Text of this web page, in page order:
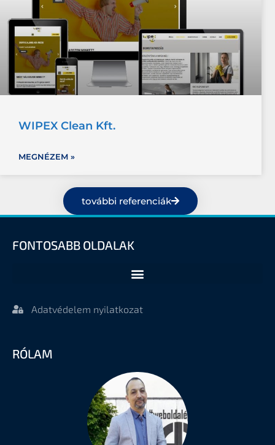
WIPEX Clean Kft.
MEGNÉZEM »
további referenciák
FONTOSABB OLDALAK
Adatvédelem nyilatkozat
RÓLAM